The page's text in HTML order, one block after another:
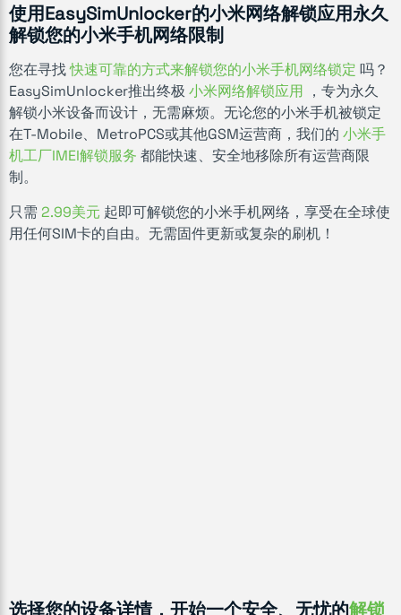
使用EasySimUnlocker的小米网络解锁应用永久
解锁您的小米手机网络限制
您在寻找快速可靠的方式来解锁您的小米手机网络锁定 吗？
EasySimUnlocker推出终极 小米网络解锁应用
，专为永久
解锁小米设备而设计，无需麻烦。无论您的小米手机被锁定
在T-Mobile、MetroPCS或其他GSM运营商，我们的 小米手
机工厂IMEI解锁服务 都能快速、安全地移除所有运营商限
制。
只需 2.99美元 起即可解锁您的小米手机网络，享受在全球使
用任何SIM卡的自由。无需固件更新或复杂的刷机！
选择您的设备详情，开始一个安全、无忧的解锁